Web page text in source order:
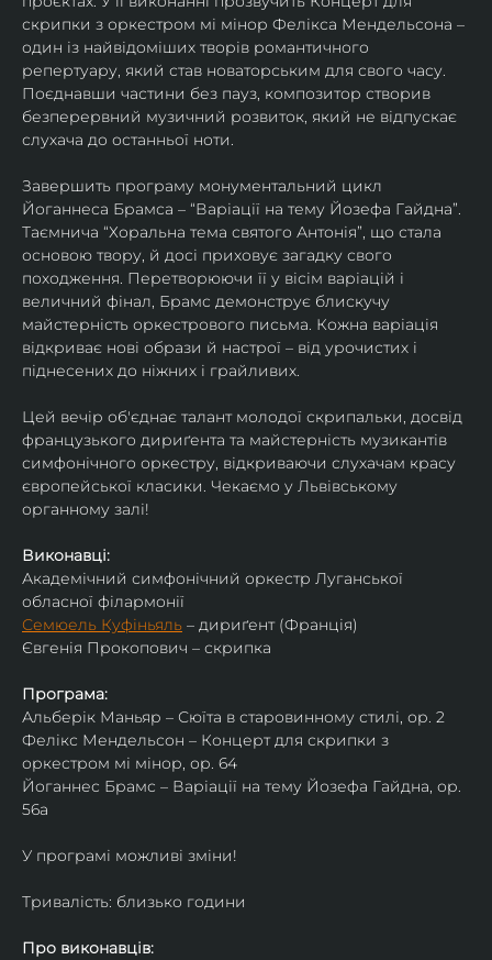
скрипки з оркестром мі мінор Фелікса Мендельсона –
один із найвідоміших творів романтичного
репертуару, який став новаторським для свого часу.
Поєднавши частини без пауз, композитор створив
безперервний музичний розвиток, який не відпускає
слухача до останньої ноти.
Завершить програму монументальний цикл
Йоганнеса Брамса – “Варіації на тему Йозефа Гайдна”.
Таємнича “Хоральна тема святого Антонія”, що стала
основою твору, й досі приховує загадку свого
походження. Перетворюючи її у вісім варіацій і
величний фінал, Брамс демонструє блискучу
майстерність оркестрового письма. Кожна варіація
відкриває нові образи й настрої – від урочистих і
піднесених до ніжних і грайливих.
Цей вечір об'єднає талант молодої скрипальки, досвід
французького дириґента та майстерність музикантів
симфонічного оркестру, відкриваючи слухачам красу
європейської класики. Чекаємо у Львівському
органному залі!
Виконавці:
Академічний симфонічний оркестр Луганської
обласної філармонії
Семюель Куфіньяль – дириґент (Франція)
Євгенія Прокопович – скрипка
Програма:
Альберік Маньяр – Сюїта в старовинному стилі, ор. 2
Фелікс Мендельсон – Концерт для скрипки з
оркестром мі мінор, ор. 64
Йоганнес Брамс – Варіації на тему Йозефа Гайдна, ор.
56a
У програмі можливі зміни!
Тривалість: близько години
Про виконавців: